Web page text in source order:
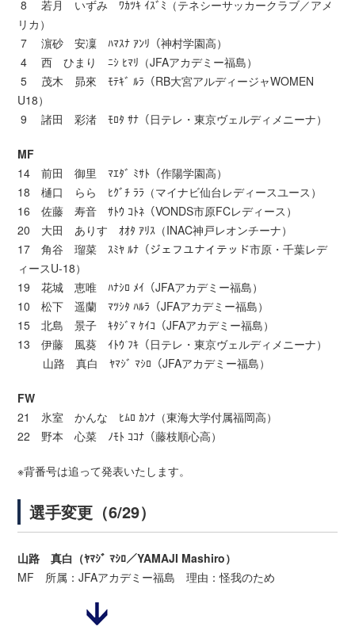
8 若月 いずみ ﾜｶﾂｷ ｲｽﾞﾐ（テネシーサッカークラブ／アメ
リカ）
7 濵砂 安凜 ﾊﾏｽﾅ ｱﾝﾘ（神村学園高）
4 西 ひまり ﾆｼ ﾋﾏﾘ（JFAアカデミー福島）
5 茂木 昴來 ﾓﾃｷﾞ ﾙﾗ（RB大宮アルディージャWOMEN
U18）
9 諸田 彩渚 ﾓﾛﾀ ｻﾅ（日テレ・東京ヴェルディメニーナ）
MF
14 前田 御里 ﾏｴﾀﾞ ﾐｻﾄ（作陽学園高）
18 樋口 らら ﾋｸﾞﾁ ﾗﾗ（マイナビ仙台レディースユース）
16 佐藤 寿音 ｻﾄｳ ｺﾄﾈ（VONDS市原FCレディース）
20 大田 ありす ｵｵﾀ ｱﾘｽ（INAC神戸レオンチーナ）
17 角谷 瑠菜 ｽﾐﾔ ﾙﾅ（ジェフユナイテッド市原・千葉レデ
ィースU-18）
19 花城 恵唯 ﾊﾅｼﾛ ﾒｲ（JFAアカデミー福島）
10 松下 遥蘭 ﾏﾂｼﾀ ﾊﾙﾗ（JFAアカデミー福島）
15 北島 景子 ｷﾀｼﾞﾏ ｹｲｺ（JFAアカデミー福島）
13 伊藤 風葵 ｲﾄｳ ﾌｷ（日テレ・東京ヴェルディメニーナ）
山路 真白 ﾔﾏｼﾞ ﾏｼﾛ（JFAアカデミー福島）
FW
21 氷室 かんな ﾋﾑﾛ ｶﾝﾅ（東海大学付属福岡高）
22 野本 心菜 ﾉﾓﾄ ｺｺﾅ（藤枝順心高）
※背番号は追って発表いたします。
選手変更（6/29）
山路 真白（ﾔﾏｼﾞ ﾏｼﾛ／YAMAJI Mashiro）
MF 所属：JFAアカデミー福島 理由：怪我のため